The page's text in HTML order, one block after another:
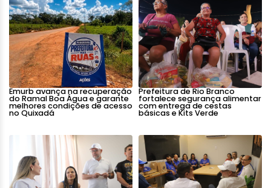
Emurb avança na recuperação
do Ramal Boa Água e garante
melhores condições de acesso
no Quixadá
Prefeitura de Rio Branco
fortalece segurança alimentar
com entrega de cestas
básicas e Kits Verde